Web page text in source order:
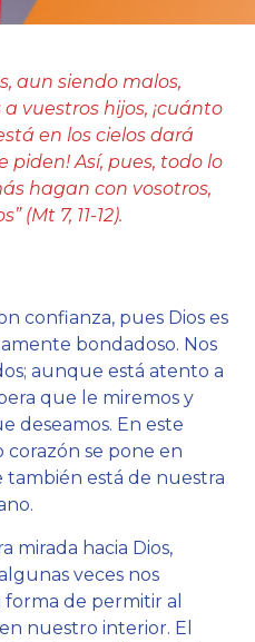
aun siendo malos,
vuestros hijos, ¡cuánto
en los cielos dará
piden! Así, pues, todo lo
hagan con vosotros,
(Mt 7, 11-12).
confianza, pues Dios es
bondadoso. Nos
aunque está atento a
que le miremos y
deseamos. En este
corazón se pone en
está de nuestra
mirada hacia Dios,
veces nos
forma de permitir al
nuestro interior. El